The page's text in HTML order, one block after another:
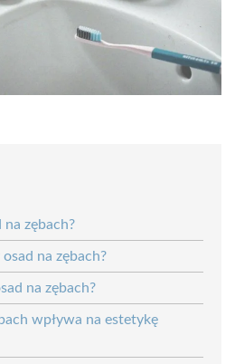
zębach?
na zębach?
na zębach?
wpływa na estetykę